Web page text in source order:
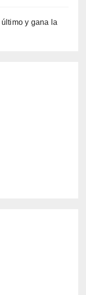
y gana la